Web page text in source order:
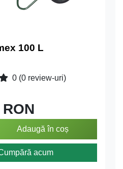
100 L
0 (0 review-uri)
Adaugă în coș
acum